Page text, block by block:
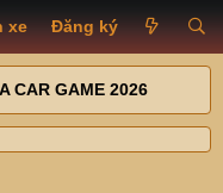
xe Đăng ký
CAR GAME 2026